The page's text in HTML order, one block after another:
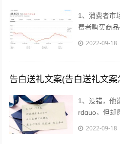
1、消费者市
费者购买商
决自身的生
2022-09-18
告白送礼文案(告白送礼文案
1、没错，他
rdquo，但却
约而同的为
2022-09-18